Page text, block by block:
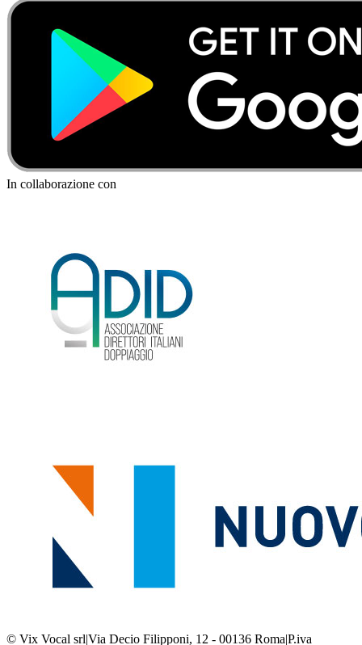
In collaborazione con
© Vix Vocal srl|Via Decio Filipponi, 12 - 00136 Roma|P.iva